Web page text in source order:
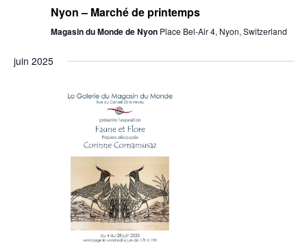
Nyon – Marché de printemps
Magasin du Monde de Nyon Place Bel-Air 4, Nyon, Switzerland
juin 2025